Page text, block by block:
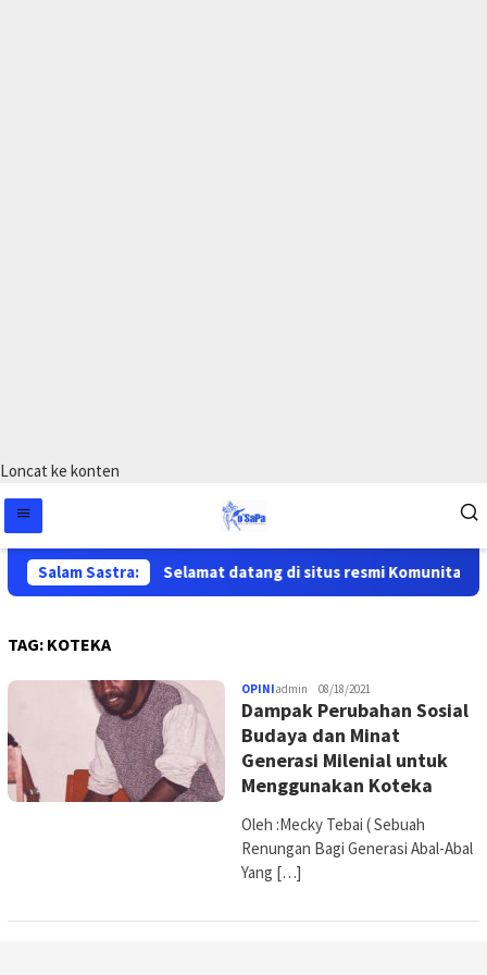
Loncat ke konten
Salam Sastra: Selamat datang di situs resmi Komunitas
TAG: KOTEKA
OPINIadmin 08/18/2021
Dampak Perubahan Sosial
Budaya dan Minat
Generasi Milenial untuk
Menggunakan Koteka
Oleh :Mecky Tebai ( Sebuah
Renungan Bagi Generasi Abal-Abal
Yang […]